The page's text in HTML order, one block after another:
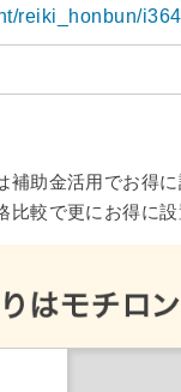
reiki_honbun/
補助金活用でお得
較で更にお得に設